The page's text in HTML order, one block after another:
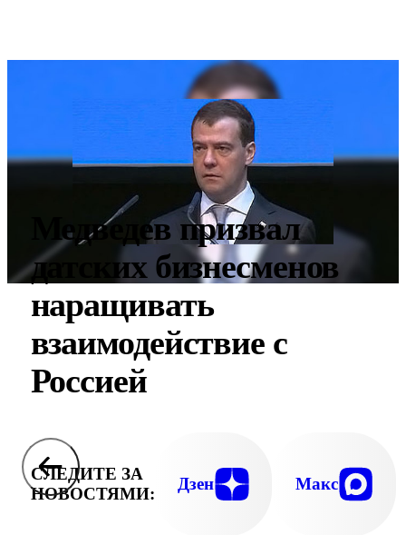
Медведев призвал
датских бизнесменов
наращивать
взаимодействие с
Россией
СЛЕДИТЕ ЗА
НОВОСТЯМИ:
Дзен Макс